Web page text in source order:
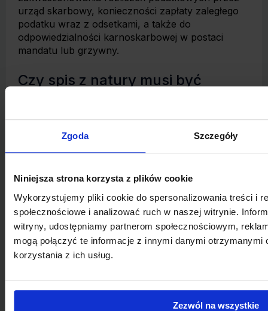
Zgoda Szczegóły
Niniejsza strona korzysta z plików cookie
Wykorzystujemy pliki cookie do spersonalizowania treści i
społecznościowe i analizować ruch w naszej witrynie.
witryny, udostępniamy partnerom społecznościowym,
mogą połączyć te informacje z innymi danymi
korzystania z ich usług.
Zezwól na wszystkie
urząd skarbowy, konieczności zapłaty zaległego
podatku wraz z odsetkami, a także do
odpowiedzialności karnoskarbowej w postaci
mandatu lub grzywny.
Czy spis z natury musi być
Nie, spis z natury nie musi być wypełniany
ręcznie. Może zostać sporządzony w formie
następnie wydrukowany i podpisany przez osoby
odpowiedzialne. Najważniejsze jest zachowanie
wymaganych elementów formalnych i czytelności
dokumentu.
Pozostałe wpisy
VAT Information